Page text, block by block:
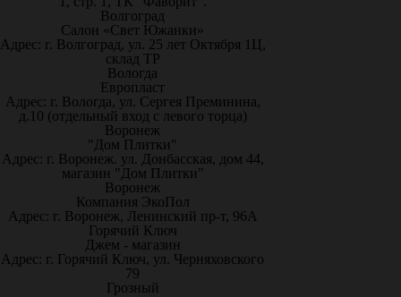
Волгоград
Салон «Свет Южанки»
Адрес: г. Волгоград, ул. 25 лет Октября 1Ц,
склад ТР
Вологда
Европласт
Адрес: г. Вологда, ул. Сергея Преминина,
д.10 (отдельный вход с левого торца)
Воронеж
"Дом Плитки"
Адрес: г. Воронеж. ул. Донбасская, дом 44,
магазин "Дом Плитки"
Воронеж
Компания ЭкоПол
Адрес: г. Воронеж, Ленинский пр-т, 96А
Горячий Ключ
Джем - магазин
Адрес: г. Горячий Ключ, ул. Черняховского
79
Грозный